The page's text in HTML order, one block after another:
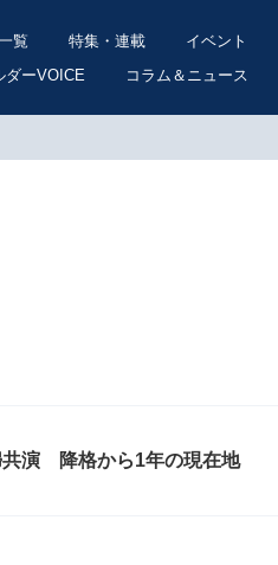
覧 特集・連載
イベント
ダーVOICE コラム＆ニュース
演 降格から1年の現在地